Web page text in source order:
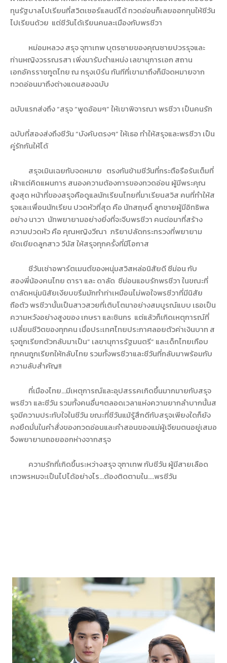
ทุนรัฐบาลไปเรียนที่สวิตเซอร์แลนด์ได้ ทวดอ่อนก็เลยออกทุนให้ชีวัน
ไปเรียนด้วย แต่ชีวันได้เรียนคนละเมืองกับพรชีวา
หม่อมหลวง สรุจ จุฑาเทพ บุตรชายของคุณชายปวรรุจและ
ท่านหญิงวรรณรสา เพิ่งมารับตำแหน่ง เลขานุการเอก สถาน
เอกอัครราชทูตไทย ณ กรุงเบิร์น ทันทีที่เขามาถึงก็มีจดหมายจาก
ทวดอ่อนมาถึงต่างแดนสองฉบับ
ฉบับแรกส่งถึง “สรุจ “พูดอ้อมๆ” ให้เขาพิจารณา พรชีวา เป็นคนรัก
ฉบับที่สองส่งถึงชีวัน “บังคับตรงๆ” ให้เธอ ทำให้สรุจและพรชีวา เป็น
คู่รักกันให้ได้
สรุจเมินเฉยกับจดหมาย ตรงกันข้ามชีวันที่กระตือรือร้นเต็มที่
เฝ้าแต่คิดแผนการ สนองความต้องการของทวดอ่อน ผู้มีพระคุณ
สูงสุด หน้าที่ของสรุจคือดูแลนักเรียนไทยที่มาเรียนสวิส คนที่ทำให้ส
รุจและเพื่อนนักเรียน ปวดหัวที่สุด คือ นัทสฤษดิ์ ลูกชายผู้มีอิทธิพล
อย่าง นาวา นัทพยายามอย่างยิ่งที่จะจีบพรชีวา คนต่อมาที่สร้าง
ความปวดหัว คือ คุณหญิงวีณา ภริยาปลัดกระทรวงที่พยายาม
ยัดเยียดลูกสาว วีนัส ให้สรุจทุกครั้งที่มีโอกาส
ชีวันเช่าอพาร์ตเมนต์ของหนุ่มสวิสหล่อนิสัยดี ซีม่อน กับ
สองพี่น้องคนไทย ดารา และ ดาลัด ซีม่อนแอบรักพรชีวา ในขณะที่
ดาลัดหนุ่มนิสัยเงียบขรึมมักทำท่าเหมือนไม่พอใจพรชีวาที่มีนิสัย
ถือตัว พรชีวานั้นเป็นสาวสวยที่เติบโตมาอย่างสมบูรณ์แบบ เธอเป็น
ความหวังอย่างสูงของ เกษรา และชินกร แต่แล้วก็เกิดเหตุการณ์ที่
เปลี่ยนชีวิตของทุกคน เมื่อประเทศไทยประกาศลอยตัวค่าเงินบาท ส
รุจถูกเรียกตัวกลับมาเป็น” เลขานุการรัฐมนตรี” และเด็กไทยเกือบ
ทุกคนถูกเรียกให้กลับไทย รวมทั้งพรชีวาและชีวันที่กลับมาพร้อมกับ
ความลับสำคัญ!!
ที่เมืองไทย...มีเหตุการณ์และอุปสรรคเกิดขึ้นมากมายกับสรุจ
พรชีวา และชีวัน รวมทั้งคนอื่นๆตลอดเวลาแห่งความยากลำบากนั้นส
รุจมีความประทับใจในชีวัน ขณะที่ชีวันแม้รู้สึกดีกับสรุจเพียงใดก็ยัง
คงยึดมั่นในคำสั่งของทวดอ่อนและคำสอนของแม่ผู้เจียมตนอยู่เสมอ
จึงพยายามถอยออกห่างจากสรุจ
ความรักที่เกิดขึ้นระหว่างสรุจ จุฑาเทพ กับชีวัน ผู้มีสายเลือด
เทวพรหมจะเป็นไปได้อย่างไร...ต้องติดตามใน....พรชีวัน